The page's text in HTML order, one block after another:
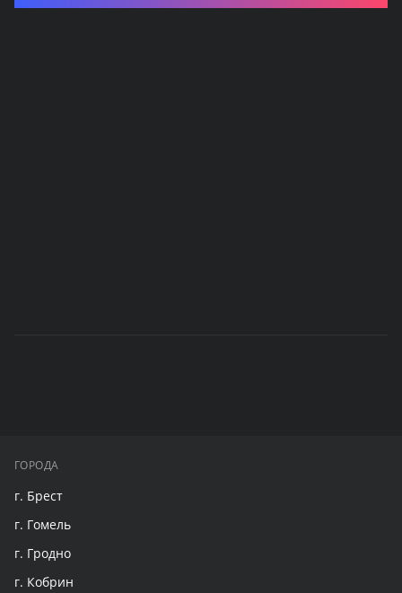
ГОРОДА
г. Брест
г. Гомель
г. Гродно
г. Кобрин